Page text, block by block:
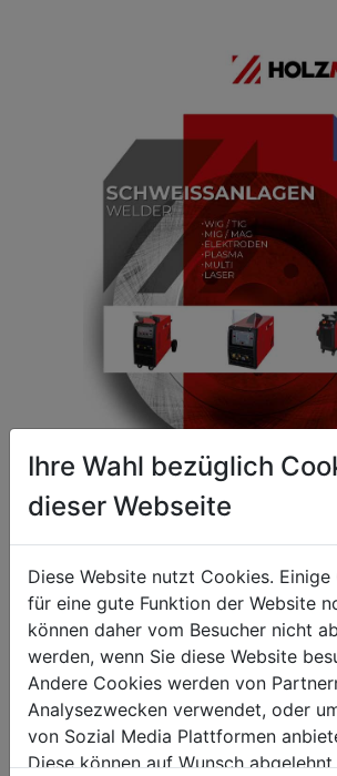
METALLKATALOG
PREISLISTE
Broschüre Schweißanlagen
Ihre Wahl bezüglich
dieser Webseite
Diese Website nutzt Cookies.
für eine gute Funktion der Website
können daher vom Besucher nicht
werden, wenn Sie diese Website
Andere Cookies werden von
Analysezwecken verwendet, oder
von Sozial Media Plattformen
Diese können auf Wunsch